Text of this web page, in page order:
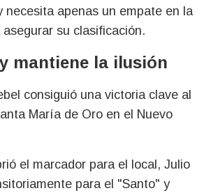
necesita apenas un empate en la
su clasificación.
mantiene la ilusión
consiguió una victoria clave al
María de Oro en el Nuevo
el marcador para el local, Julio
para el "Santo" y